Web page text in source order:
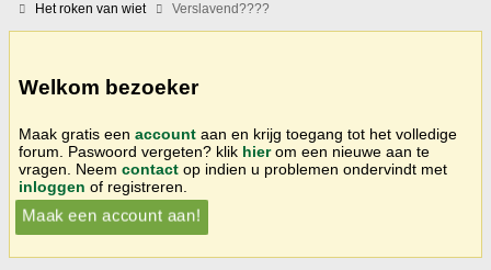
Het roken van wiet
Verslavend????
Welkom bezoeker
Maak gratis een account aan en krijg toegang tot het volledige
forum. Paswoord vergeten? klik hierom een nieuwe aan te
vragen. Neem contact op indien u problemen ondervindt met
inloggen of registreren.
Maak een account aan!